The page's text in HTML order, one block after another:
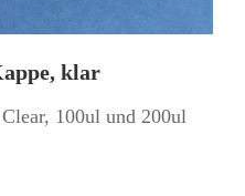
klar
100ul und 200ul